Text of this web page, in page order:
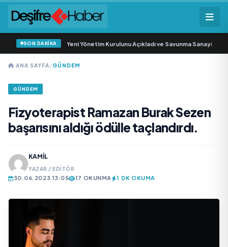
SON DAKİKA
Savunma Sanayi AŞ Yeni Yönetim Kurulunu Açıkladı ve Savunma Sanayinde
ANA SAYFA/GÜNDEM
GÜNDEM
Fizyoterapist Ramazan Burak Sezen
başarısını aldığı ödülle taçlandırdı.
KAMIL
YAZAR / EDITÖR
30.06.2023 13:05 17 OKUNMA 1 DK OKUMA